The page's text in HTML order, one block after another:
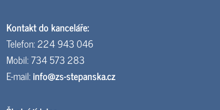
Kontakt do kanceláře:
Telefon: 224 943 046
Mobil: 734 573 283
E-mail:info@zs-stepanska.cz